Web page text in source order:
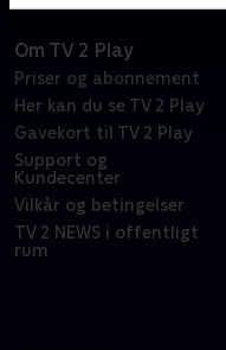
Om TV 2 Play
Priser og abonnement
Her kan du se TV 2 Play
Gavekort til TV 2 Play
Support og
Kundecenter
Vilkår og betingelser
TV 2 NEWS i offentligt
rum